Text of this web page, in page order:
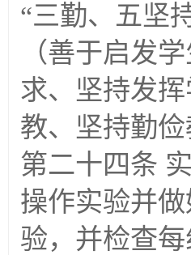
“三勤、五坚
（善于启发
求、坚持发
教、坚持勤俭
第二十四条
操作实验并
验，并检查